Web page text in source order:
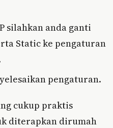
silahkan anda ganti
Static ke pengaturan
pengaturan.
cukup praktis
diterapkan dirumah